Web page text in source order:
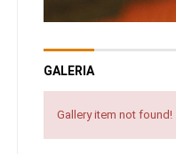
GALERIA
Gallery item not found!